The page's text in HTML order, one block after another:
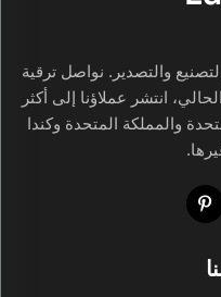
والتصدير. نواصل ترقية
انتشر عملاؤنا إلى أكثر
والمملكة المتحدة وكندا